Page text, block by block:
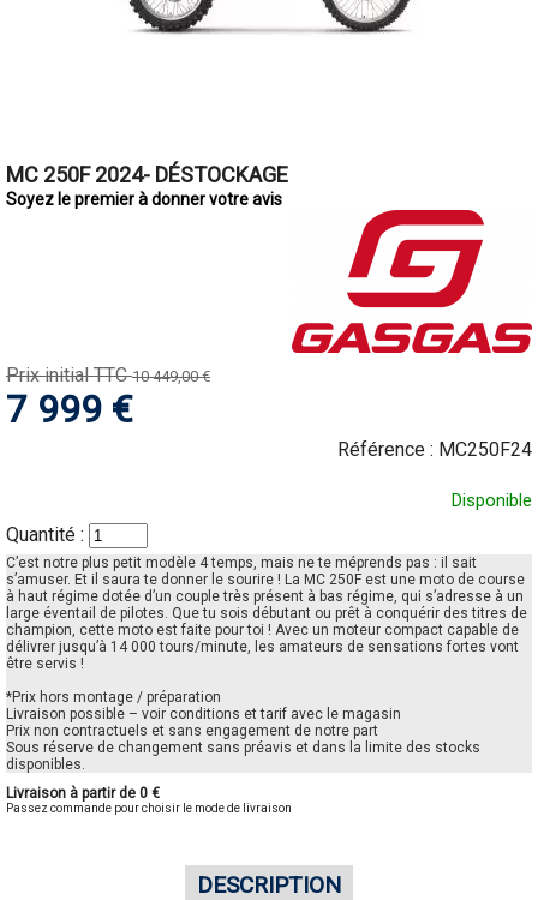
MC 250F 2024- DÉSTOCKAGE
Soyez le premier à donner votre avis
Prix initial TTC10 449,00 €
7 999 €
Référence : MC250F24
Disponible
Quantité :
C’est notre plus petit modèle 4 temps, mais ne te méprends pas : il sait
s’amuser. Et il saura te donner le sourire ! La MC 250F est une moto de course
à haut régime dotée d’un couple très présent à bas régime, qui s’adresse à un
large éventail de pilotes. Que tu sois débutant ou prêt à conquérir des titres de
champion, cette moto est faite pour toi ! Avec un moteur compact capable de
délivrer jusqu’à 14 000 tours/minute, les amateurs de sensations fortes vont
être servis !
*Prix hors montage / préparation
Livraison possible – voir conditions et tarif avec le magasin
Prix non contractuels et sans engagement de notre part
Sous réserve de changement sans préavis et dans la limite des stocks
disponibles.
Livraison à partir de 0 €
Passez commande pour choisir le mode de livraison
DESCRIPTION